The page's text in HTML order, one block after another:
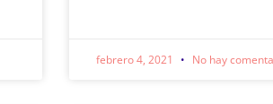
febrero 4, 2021 No hay